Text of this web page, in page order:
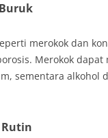
merokok dan
Merokok
sementara alkohol